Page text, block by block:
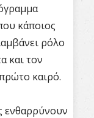
κάποιος
ρόλο
και τον
καιρό.
ενθαρρύνουν